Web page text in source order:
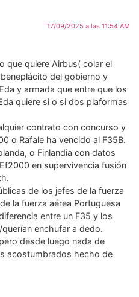
17/09/2025 a las 11:54 AM
que quiere Airbus( colar el
del gobierno y
y armada que entre que los
quiere si o si dos plaformas
contrato con concurso y
o Rafale ha vencido al F35B.
o Finlandia con datos
en supervivencia fusión
de los jefes de la fuerza
la fuerza aérea Portuguesa
entre un F35 y los
enchufar a dedo.
desde luego nada de
acostumbrados hecho de